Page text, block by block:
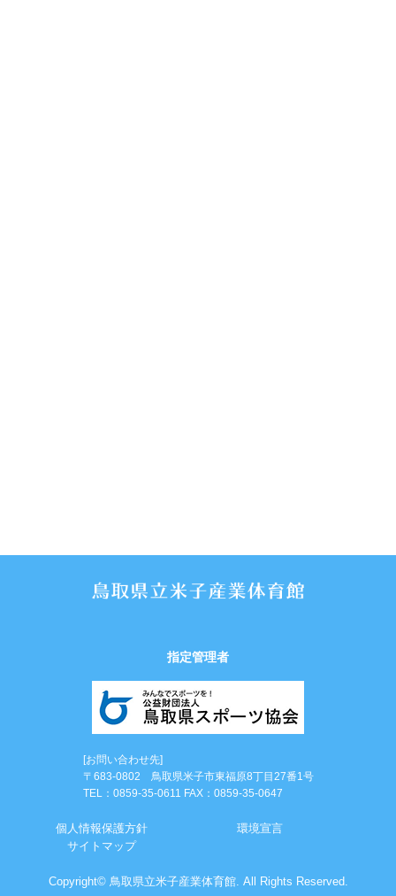
指定管理者
[お問い合わせ先]
〒683-0802 鳥取県米子市東福原8丁目27番1号
TEL：0859-35-0611 FAX：0859-35-0647
個⼈情報保護⽅針
環境宣言
サイトマップ
Copyright© 鳥取県立米子産業体育館. All Rights Reserved.